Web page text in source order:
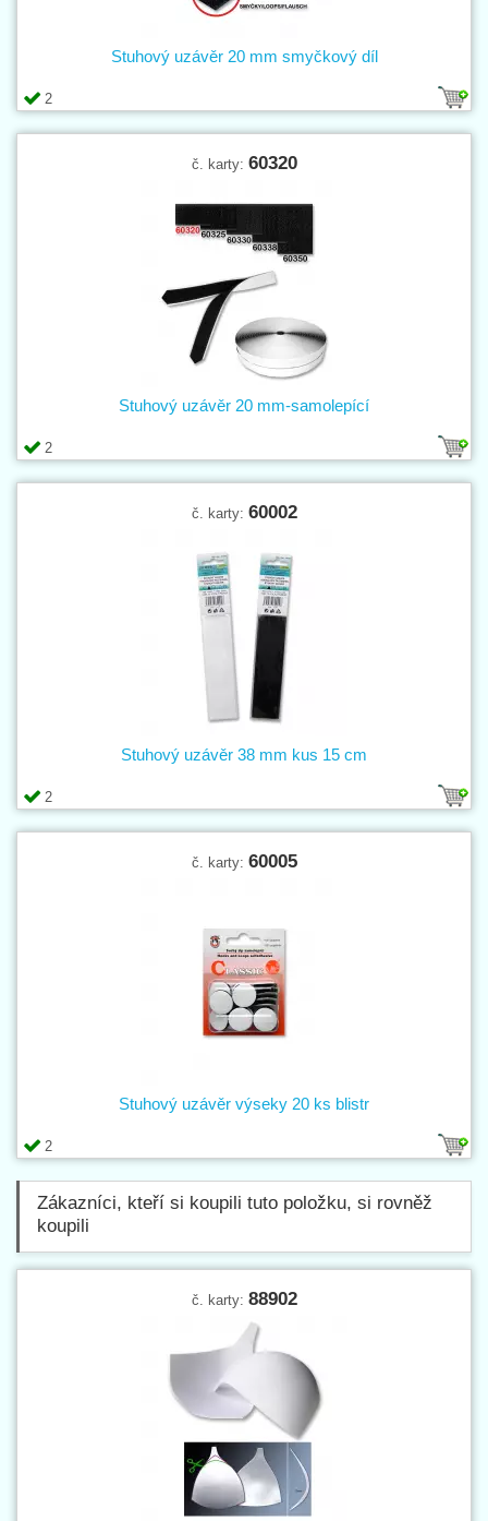
2
Stuhový uzávěr 20 mm smyčkový díl
č. karty: 60320
2
Stuhový uzávěr 20 mm-samolepící
č. karty: 60002
2
Stuhový uzávěr 38 mm kus 15 cm
č. karty: 60005
2
Stuhový uzávěr výseky 20 ks blistr
Zákazníci, kteří si koupili tuto položku, si rovněž
koupili
č. karty: 88902